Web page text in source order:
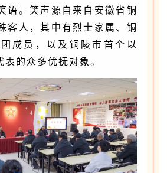
语。笑声源自来自安徽省铜
客人，其中有烈士家属、铜
成员，以及铜陵市首个以
表的众多优抚对象。